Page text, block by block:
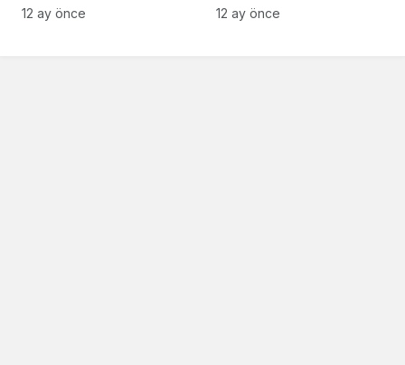
(ASKF) Başkanı Yaşar
12 ay önce
Hektarı Kurtarabilir
12 ay önce